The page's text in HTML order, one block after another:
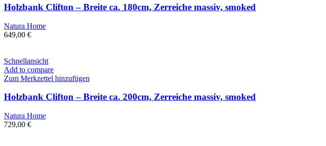
Holzbank Clifton – Breite ca. 180cm, Zerreiche massiv, smoked
Natura Home
649,00 €
Schnellansicht
Add to compare
Zum Merkzettel hinzufügen
Holzbank Clifton – Breite ca. 200cm, Zerreiche massiv, smoked
Natura Home
729,00 €